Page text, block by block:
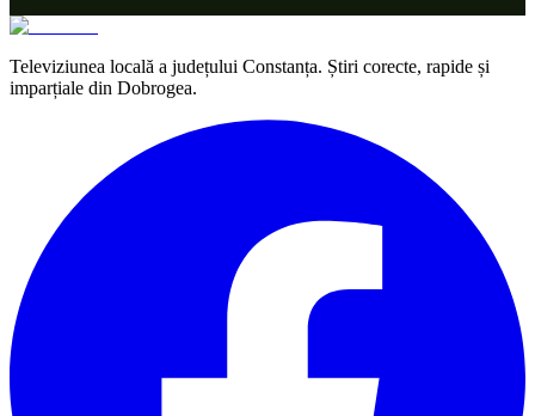
Televiziunea locală a județului Constanța. Știri corecte, rapide și
imparțiale din Dobrogea.